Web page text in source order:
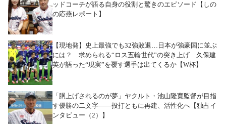
ッドコーチが語る自身の役割と驚きのエピソード【しの
の応燕レポート】
【現地発】史上最強でも32強敗退…日本が強豪国に並ぶ
には？ 求められる“ロス五輪世代”の突き上げ 久保建
英が語った“現実”を覆す選手は出てくるか【W杯】
「胴上げされるのが夢」ヤクルト・池山隆寛監督が目指
す優勝の二文字――投打ともに再建、活性化へ【独占イ
ンタビュー（2）】